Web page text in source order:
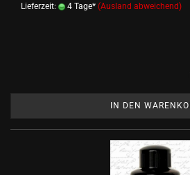
Lieferzeit:
4 Tage* (Ausland abweichend)
IN DEN